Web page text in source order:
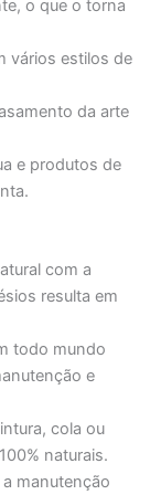
o que o torna
vários estilos de
da arte
e produtos de
com a
resulta em
todo mundo
e
cola ou
naturais.
manutenção